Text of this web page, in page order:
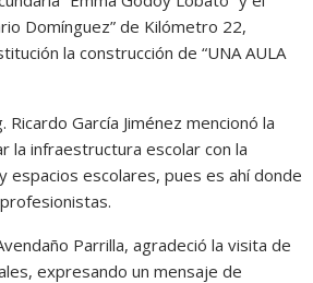
Domínguez” de Kilómetro 22,
la construcción de “UNA AULA
García Jiménez mencionó la
la infraestructura escolar con la
espacios escolares, pues es ahí donde
Parrilla, agradeció la visita de
expresando un mensaje de